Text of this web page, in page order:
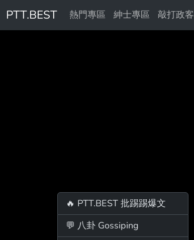
PTT.BEST 熱門專區 紳士專區 敲打政客
🔥 PTT.BEST 批踢踢爆文
💬 八卦 Gossiping